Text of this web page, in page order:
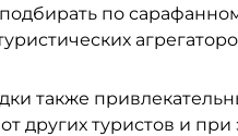
по
также
других туристов и